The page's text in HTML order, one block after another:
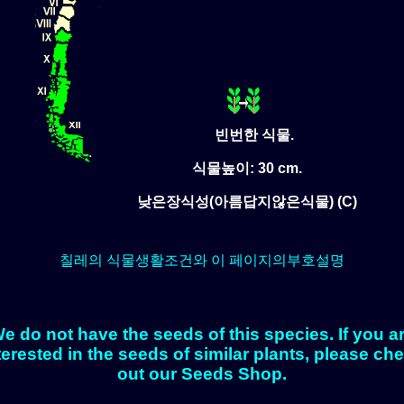
빈번한 식물.
식물높이: 30 cm.
낮은장식성(아름답지않은식물) (C)
칠레의 식물생활조건와 이 페이지의부호설명
do not have the seeds of this species. If you
in the seeds of similar plants, please
out our Seeds Shop.